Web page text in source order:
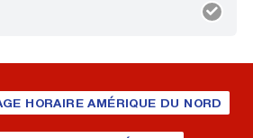
HORAIRE AMÉRIQUE DU NORD